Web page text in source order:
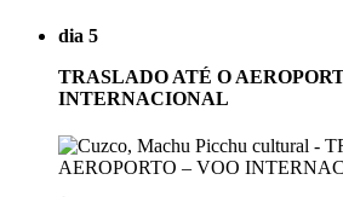
dia 5
TRASLADO ATÉ O
INTERNACIONAL